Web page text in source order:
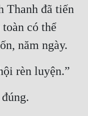
Thanh đã tiến
có thể
năm ngày.
rèn luyện.”